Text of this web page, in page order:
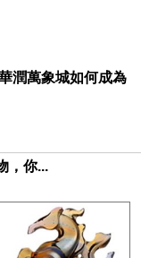
潤萬象城如何成為
，你...